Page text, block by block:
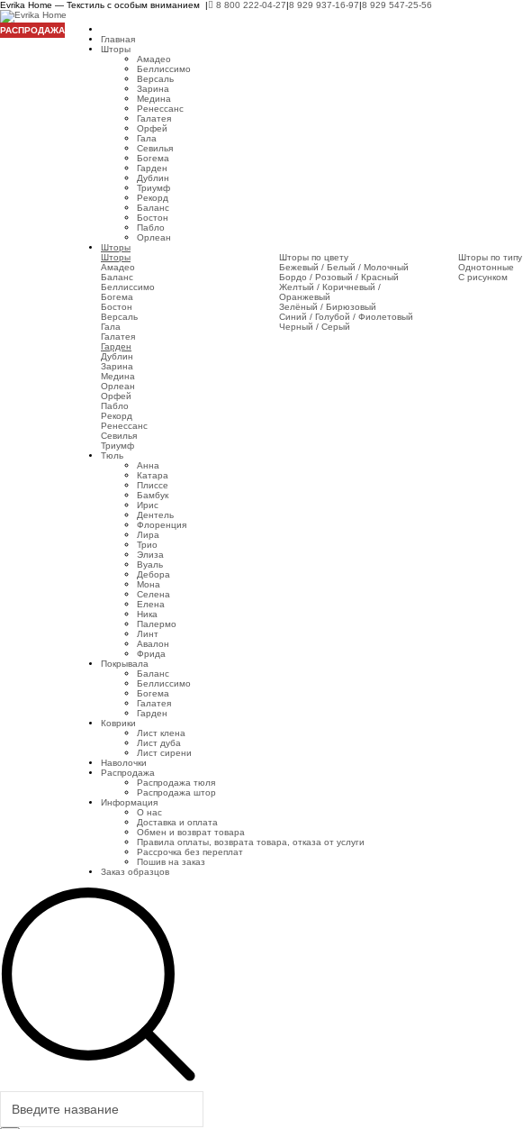
Evrika Home — Текстиль с особым вниманием | 8 800 222-04-27|8 929 937-16-97|8 929 547-25-56
Главная
Шторы
Амадео
Беллиссимо
Версаль
Зарина
Медина
Ренессанс
Галатея
Орфей
Гала
Севилья
Богема
Гарден
Дублин
Триумф
Рекорд
Баланс
Бостон
Пабло
Орлеан
Шторы
Шторы
Амадео
Баланс
Беллиссимо
Богема
Бостон
Версаль
Гала
Галатея
Гарден
Дублин
Зарина
Медина
Орлеан
Орфей
Пабло
Рекорд
Ренессанс
Севилья
Триумф
Шторы по цвету
Бежевый / Белый / Молочный
Бордо / Розовый / Красный
Желтый / Коричневый /
Оранжевый
Зелёный / Бирюзовый
Синий / Голубой / Фиолетовый
Черный / Серый
Шторы по типу
Однотонные
С рисунком
Тюль
Анна
Катара
Плиссе
Бамбук
Ирис
Дентель
Флоренция
Лира
Трио
Элиза
Вуаль
Дебора
Мона
Селена
Елена
Ника
Палермо
Линт
Авалон
Фрида
Покрывала
Баланс
Беллиссимо
Богема
Галатея
Гарден
Коврики
Лист клена
Лист дуба
Лист сирени
Наволочки
Распродажа
Распродажа тюля
Распродажа штор
Информация
О нас
Доставка и оплата
Обмен и возврат товара
Правила оплаты, возврата товара, отказа от услуги
Рассрочка без переплат
Пошив на заказ
Заказ образцов
РАСПРОДАЖА